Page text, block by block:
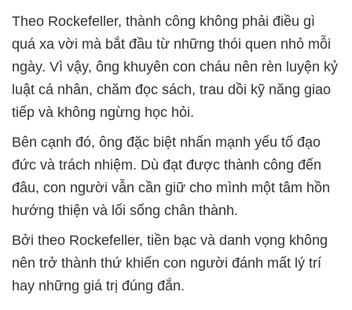
Theo Rockefeller, thành công không phải điều gì
quá xa vời mà bắt đầu từ những thói quen nhỏ mỗi
ngày. Vì vậy, ông khuyên con cháu nên rèn luyện kỷ
luật cá nhân, chăm đọc sách, trau dồi kỹ năng giao
tiếp và không ngừng học hỏi.
Bên cạnh đó, ông đặc biệt nhấn mạnh yếu tố đạo
đức và trách nhiệm. Dù đạt được thành công đến
đâu, con người vẫn cần giữ cho mình một tâm hồn
hướng thiện và lối sống chân thành.
Bởi theo Rockefeller, tiền bạc và danh vọng không
nên trở thành thứ khiến con người đánh mất lý trí
hay những giá trị đúng đắn.